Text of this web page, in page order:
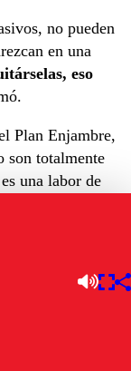
no pueden
en una
eso
Plan Enjambre,
son totalmente
una labor de
con observar